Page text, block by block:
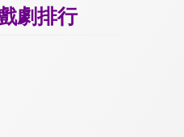
劇排行